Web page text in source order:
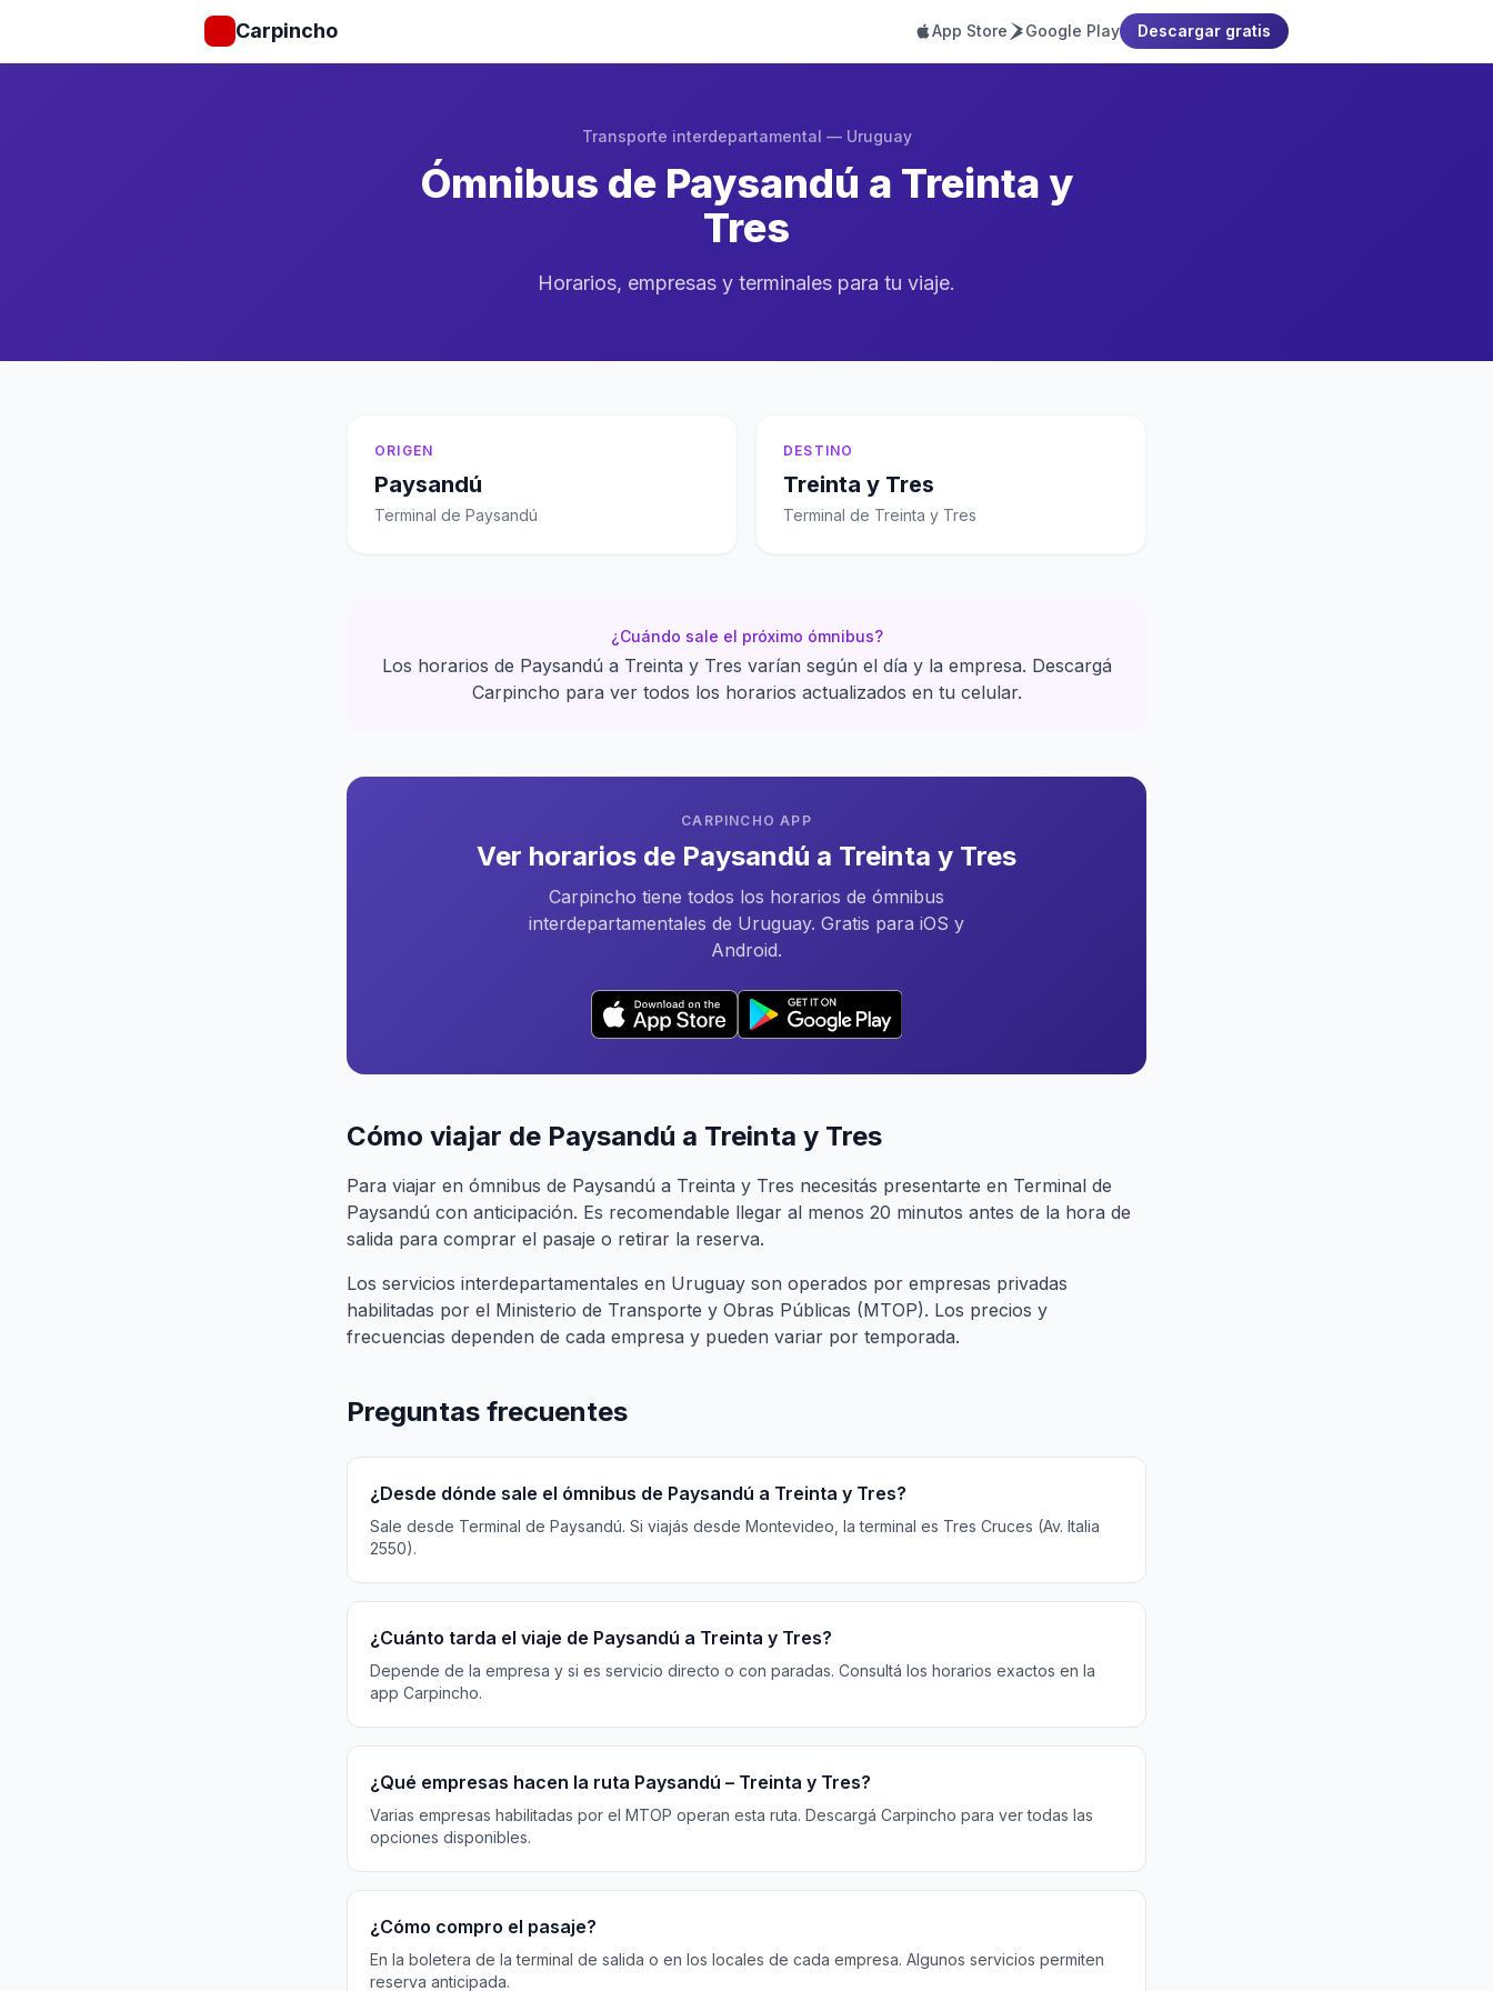
Carpincho App Store Google Play Descargar gratis
Transporte interdepartamental — Uruguay
Ómnibus de Paysandú a Treinta y
Tres
Horarios, empresas y terminales para tu viaje.
ORIGEN
Paysandú
Terminal de Paysandú
DESTINO
Treinta y Tres
Terminal de Treinta y Tres
¿Cuándo sale el próximo ómnibus?
Los horarios de Paysandú a Treinta y Tres varían según el día y la empresa. Descargá
Carpincho para ver todos los horarios actualizados en tu celular.
CARPINCHO APP
Ver horarios de Paysandú a Treinta y Tres
Carpincho tiene todos los horarios de ómnibus
interdepartamentales de Uruguay. Gratis para iOS y
Android.
Cómo viajar de Paysandú a Treinta y Tres
Para viajar en ómnibus de Paysandú a Treinta y Tres necesitás presentarte en Terminal de
Paysandú con anticipación. Es recomendable llegar al menos 20 minutos antes de la hora de
salida para comprar el pasaje o retirar la reserva.
Los servicios interdepartamentales en Uruguay son operados por empresas privadas
habilitadas por el Ministerio de Transporte y Obras Públicas (MTOP). Los precios y
frecuencias dependen de cada empresa y pueden variar por temporada.
Preguntas frecuentes
¿Desde dónde sale el ómnibus de Paysandú a Treinta y Tres?
Sale desde Terminal de Paysandú. Si viajás desde Montevideo, la terminal es Tres Cruces (Av. Italia
2550).
¿Cuánto tarda el viaje de Paysandú a Treinta y Tres?
Depende de la empresa y si es servicio directo o con paradas. Consultá los horarios exactos en la
app Carpincho.
¿Qué empresas hacen la ruta Paysandú – Treinta y Tres?
Varias empresas habilitadas por el MTOP operan esta ruta. Descargá Carpincho para ver todas las
opciones disponibles.
¿Cómo compro el pasaje?
En la boletera de la terminal de salida o en los locales de cada empresa. Algunos servicios permiten
reserva anticipada.